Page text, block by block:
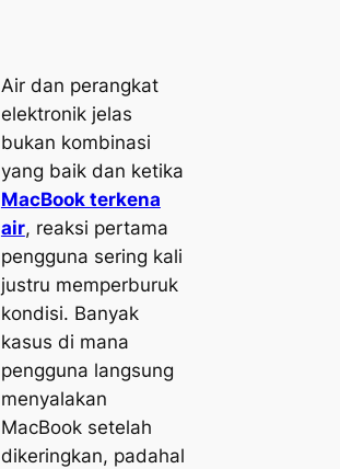
Air dan perangkat
elektronik jelas
bukan kombinasi
yang baik dan ketika
MacBook terkena
air, reaksi pertama
pengguna sering kali
justru memperburuk
kondisi. Banyak
kasus di mana
pengguna langsung
menyalakan
MacBook setelah
dikeringkan, padahal